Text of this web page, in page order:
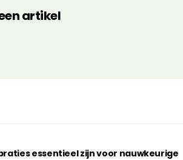
artikel
essentieel zijn voor nauwkeurige